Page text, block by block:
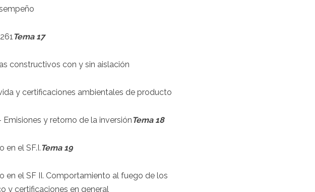
Tema 17
constructivos con y sin aislación
y certificaciones ambientales de producto
y retorno de la inversiónTema 18
en el SF.I.Tema 19
el SF II. Comportamiento al fuego de los
y certificaciones en general